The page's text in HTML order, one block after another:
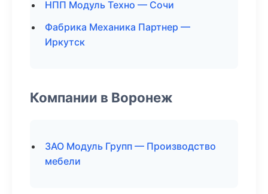
НПП Модуль Техно — Сочи
Фабрика Механика Партнер —
Иркутск
Компании в Воронеж
ЗАО Модуль Групп — Производство
мебели